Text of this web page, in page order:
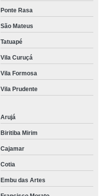
Ponte Rasa
São Mateus
Tatuapé
Vila Curuçá
Vila Formosa
Vila Prudente
Arujá
Biritiba Mirim
Cajamar
Cotia
Embu das Artes